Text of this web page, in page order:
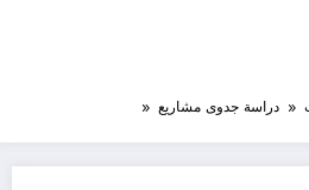
دراسة جدوى مشاريع